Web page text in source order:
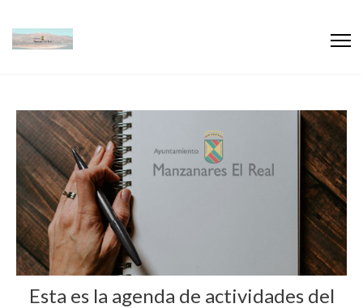
Esta es la agenda de actividades del